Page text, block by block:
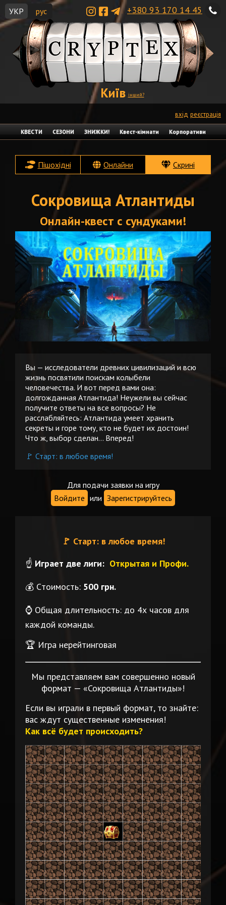
+380 93 170 14 45
Київ інший?
вхід реєстрація
КВЕСТИ СЕЗОНИ ЗНИЖКИ! Квест-кімнати Корпоративи
УКР рус
Пішохідні Онлайни Скрині
Сокровища Атлантиды
Онлайн-квест с сундуками!
Вы — исследователи древних цивилизаций и всю
жизнь посвятили поискам колыбели
человечества. И вот перед вами она:
долгожданная Атлантида! Неужели вы сейчас
получите ответы на все вопросы? Не
расслабляйтесь: Атлантида умеет хранить
секреты и горе тому, кто не будет их достоин!
Что ж, выбор сделан... Вперед!
🚩 Старт: в любое время!
Для подачи заявки на игру
Войдите или Зарегистрируйтесь
🚩 Старт: в любое время!
☝️ Играет две лиги: Открытая и Профи.
💰 Cтоимость: 500 грн.
⌚️ Общая длительность: до 4х часов для
каждой команды.
🏆 Игра нерейтинговая
Мы представляем вам совершенно новый
формат — «Сокровища Атлантиды»!
Если вы играли в первый формат, то знайте:
вас ждут существенные изменения!
Как всё будет происходить?